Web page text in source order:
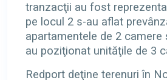
tranzacţii au fost
pe locul 2 s-au aflat
apartamentele de 2 camere
au poziţionat unităţile de 3
Redport deţine terenuri în